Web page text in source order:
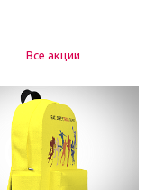
Все акции